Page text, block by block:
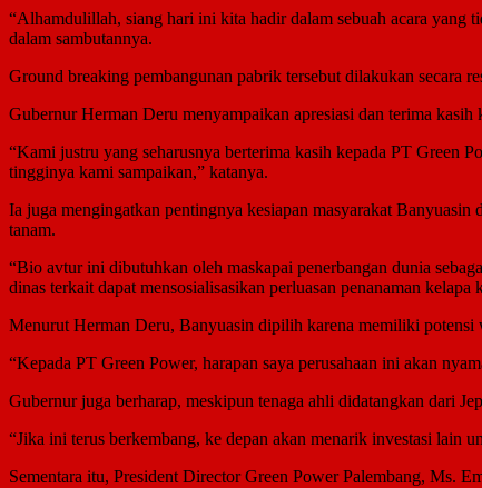
“Alhamdulillah, siang hari ini kita hadir dalam sebuah acara yang
dalam sambutannya.
Ground breaking pembangunan pabrik tersebut dilakukan secara
Gubernur Herman Deru menyampaikan apresiasi dan terima
“Kami justru yang seharusnya berterima kasih kepada PT Green
tingginya kami sampaikan,” katanya.
Ia juga mengingatkan pentingnya kesiapan masyarakat
tanam.
“Bio avtur ini dibutuhkan oleh maskapai penerbangan dunia
dinas terkait dapat mensosialisasikan perluasan penanaman kelapa
Menurut Herman Deru, Banyuasin dipilih karena memiliki potensi
“Kepada PT Green Power, harapan saya perusahaan ini akan
Gubernur juga berharap, meskipun tenaga ahli didatangkan dari
“Jika ini terus berkembang, ke depan akan menarik investasi lain
Sementara itu, President Director Green Power Palembang, Ms.